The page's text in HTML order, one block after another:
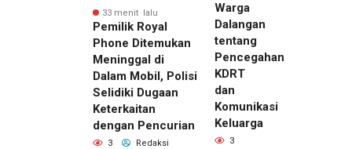
33 menit lalu
Pemilik Royal
Phone Ditemukan
Meninggal di
Dalam Mobil, Polisi
Selidiki Dugaan
Keterkaitan
dengan Pencurian
3 Redaksi
Warga
Dalangan
tentang
Pencegahan
KDRT
dan
Komunikasi
Keluarga
3